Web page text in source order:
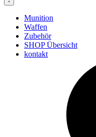
Munition
Waffen
Zubehör
SHOP Übersicht
kontakt